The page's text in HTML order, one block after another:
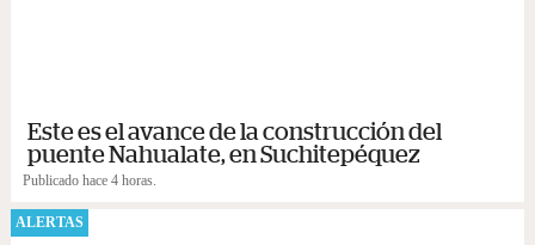
Este es el avance de la construcción del
puente Nahualate, en Suchitepéquez
Publicado hace 4 horas.
ALERTAS